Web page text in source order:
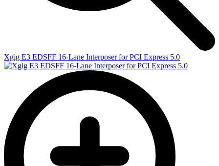
Xgig E3 EDSFF 16-Lane Interposer for PCI Express 5.0